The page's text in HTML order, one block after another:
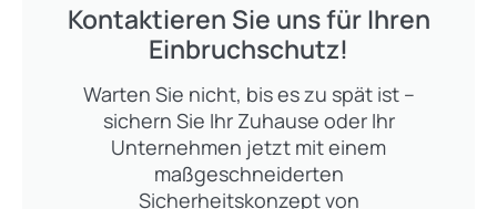
Kontaktieren Sie uns für Ihren
Einbruchschutz!
Warten Sie nicht, bis es zu spät ist –
sichern Sie Ihr Zuhause oder Ihr
Unternehmen jetzt mit einem
maßgeschneiderten
Sicherheitskonzept von